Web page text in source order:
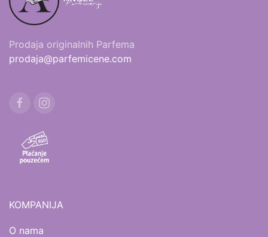
Prodaja originalnih Parfema
prodaja@parfemicene.com
KOMPANIJA
O nama